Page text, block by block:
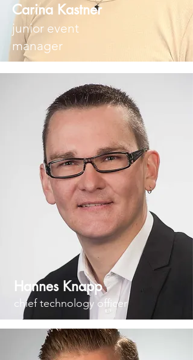
Carina Kastner
junior event
manager
Hannes Knapp
chief technology officer